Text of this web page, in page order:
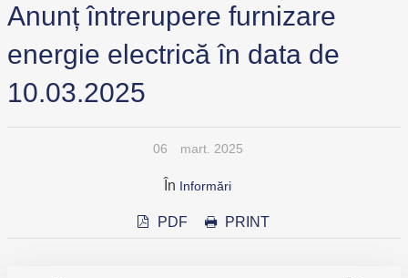
Anunț întrerupere furnizare
energie electrică în data de
10.03.2025
06 mart. 2025
În Informări
PDF PRINT